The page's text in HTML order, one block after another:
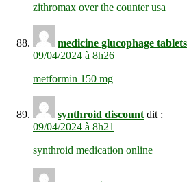
zithromax over the counter usa
medicine glucophage tablets
09/04/2024 à 8h26
metformin 150 mg
synthroid discount dit :
09/04/2024 à 8h21
synthroid medication online